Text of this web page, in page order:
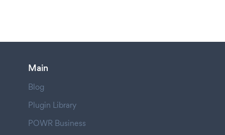
Main
Blog
Plugin Library
POWR Business